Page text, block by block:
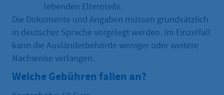
lebenden Elternteils.
Die Dokumente und Angaben müssen grundsätzlich
in deutscher Sprache vorgelegt werden. Im Einzelfall
kann die Ausländerbehörde weniger oder weitere
Nachweise verlangen.
Welche Gebühren fallen an?